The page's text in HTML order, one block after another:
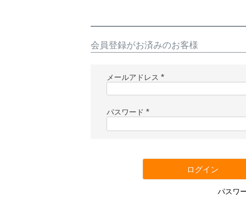
会員登録がお済みのお客様
メールアドレス
必
パスワード
必
ログイン
パスワ